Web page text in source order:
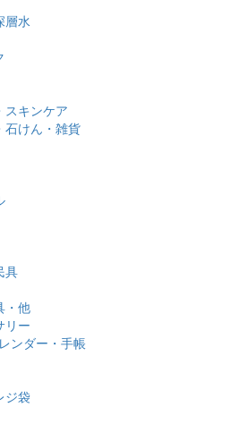
層水
スキンケア
石けん・雑貨
具
・他
リー
ンダー・手帳
ジ袋